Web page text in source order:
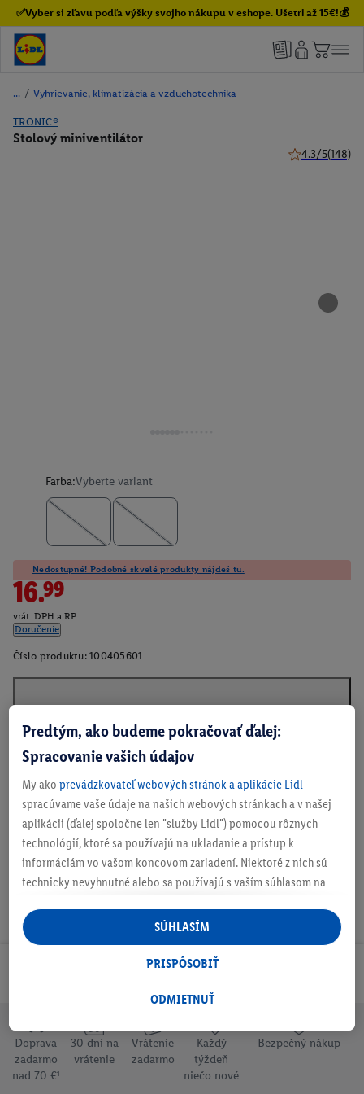
✅Vyber si zľavu podľa výšky svojho nákupu v eshope. Ušetri až 15€!💰
/ Vyhrievanie, klimatizácia a vzduchotechnika
TRONIC®
Stolový miniventilátor
4.3/5(148)
Farba:Vyberte variant
Nedostupné! Podobné skvelé produkty nájdeš tu.
16.99
vrát. DPH a RP
Doručenie
Číslo produktu: 100405601
Na stiahnutie
Odoberaj Newsletter!
Doprava
zadarmo
nad 70 €¹
30 dní na
vrátenie
Vrátenie
zadarmo
Každý
týždeň
niečo nové
Bezpečný nákup
Predtým, ako budeme pokračovať ďalej:
Spracovanie vašich údajov
My ako prevádzkovateľ webových stránok a aplikácie Lidl
spracúvame vaše údaje na našich webových stránkach a v našej
aplikácii (ďalej spoločne len "služby Lidl") pomocou rôznych
technológií, ktoré sa používajú na ukladanie a prístup k
informáciám vo vašom koncovom zariadení. Niektoré z nich sú
technicky nevyhnutné alebo sa používajú s vaším súhlasom na
personalizovanú reklamu v rámci služieb Lidl aj mimo nich. Ak
ste účastníkom programu Lidl Plus, na tieto účely sa spracúvajú
aj údaje z vášho nákupného správania v obchode.
následne si vytvoríte účet Lidl Plus alebo sa prihlásite do svojho
tiež vytvoriť špeciálny online identifikátor z e-mailovej adresy,
ktorú tam uvediete, aby sme vás mohli rozpoznať v službách
prevádzkovaných tretími stranami a zobrazovať vám
ODMIETNUŤ
PRISPÔSOBIŤ
SÚHLASÍM